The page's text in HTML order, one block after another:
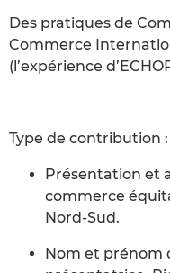
Des pratiques de
Commerce
(l’expérience
Type de contribution :
Présentation et
commerce
Nord-Sud.
Nom et prénom